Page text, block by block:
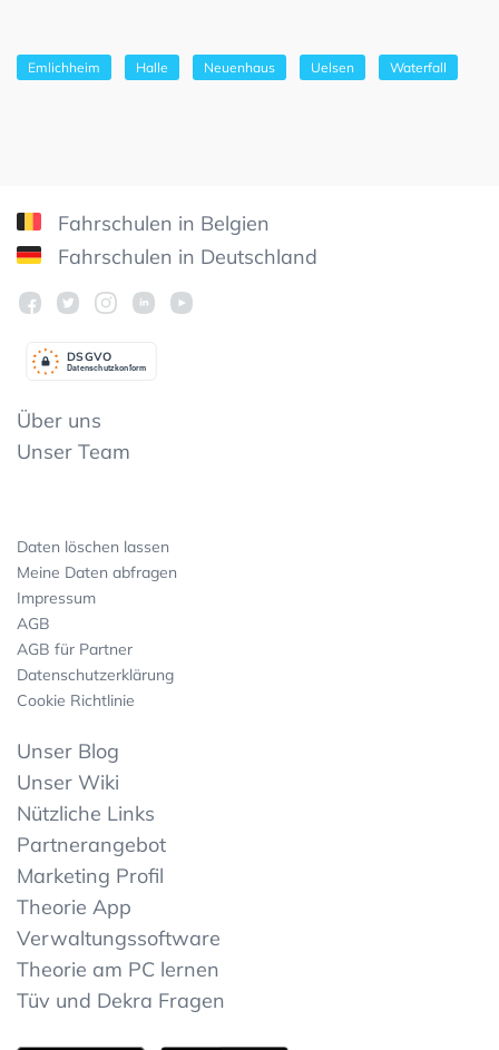
Emlichheim Halle Neuenhaus Uelsen Waterfall
Fahrschulen in Belgien
Fahrschulen in Deutschland
Datenschutzkonform
DSGVO
Über uns
Unser Team
Daten löschen lassen
Meine Daten abfragen
Impressum
AGB
AGB für Partner
Datenschutzerklärung
Cookie Richtlinie
Unser Blog
Unser Wiki
Nützliche Links
Partnerangebot
Marketing Profil
Theorie App
Verwaltungssoftware
Theorie am PC lernen
Tüv und Dekra Fragen